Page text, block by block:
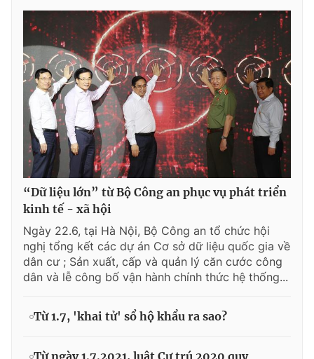
“Dữ liệu lớn” từ Bộ Công an phục vụ phát triển
kinh tế - xã hội
Ngày 22.6, tại Hà Nội, Bộ Công an tổ chức hội
nghị tổng kết các dự án Cơ sở dữ liệu quốc gia về
dân cư ; Sản xuất, cấp và quản lý căn cước công
dân và lễ công bố vận hành chính thức hệ thống...
Từ 1.7, 'khai tử' sổ hộ khẩu ra sao?
Từ ngày 1.7.2021, luật Cư trú 2020 quy